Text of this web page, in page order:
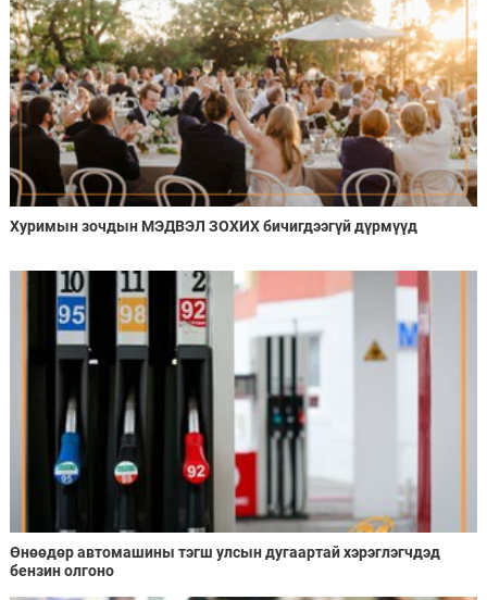
Хуримын зочдын МЭДВЭЛ ЗОХИХ бичигдээгүй дүрмүүд
Өнөөдөр автомашины тэгш улсын дугаартай хэрэглэгчдэд
бензин олгоно